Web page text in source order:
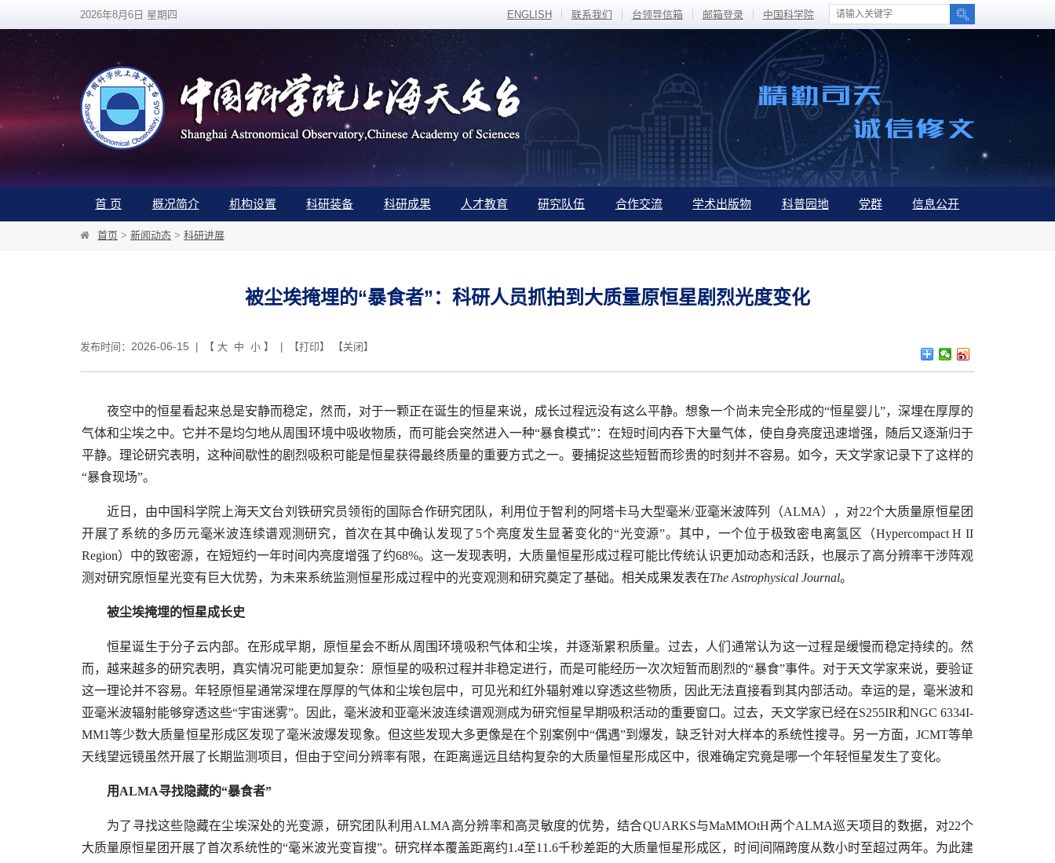
2026年8月6日 星期四 ENGLISH 联系我们 台领导信箱 邮箱登录 中国科学院
首 页 概况简介 机构设置 科研装备 科研成果 人才教育 研究队伍 合作交流 学术出版物 科普园地 党群 信息公开
首页 > 新闻动态 > 科研进展
被尘埃掩埋的“暴食者”：科研人员抓拍到大质量原恒星剧烈光度变化
发布时间： 2026-06-15 | 【 大 中 小 】 | 【打印】 【关闭】
夜空中的恒星看起来总是安静而稳定，然而，对于一颗正在诞生的恒星来说，成长过程远没有这么平静。想象一个尚未完全形成的“恒星婴儿”，深埋在厚厚的
气体和尘埃之中。它并不是均匀地从周围环境中吸收物质，而可能会突然进入一种“暴食模式”：在短时间内吞下大量气体，使自身亮度迅速增强，随后又逐渐归于
平静。理论研究表明，这种间歇性的剧烈吸积可能是恒星获得最终质量的重要方式之一。要捕捉这些短暂而珍贵的时刻并不容易。如今，天文学家记录下了这样的
“暴食现场”。
近日，由中国科学院上海天文台刘铁研究员领衔的国际合作研究团队，利用位于智利的阿塔卡马大型毫米/亚毫米波阵列（ALMA），对22个大质量原恒星团
开展了系统的多历元毫米波连续谱观测研究，首次在其中确认发现了 5个亮度发生显著变化的“光变源”。其中，一个位于极致密电离氢区（Hypercompact H II
Region）中的致密源，在短短约一年时间内亮度增强了约68%。这一发现表明，大质量恒星形成过程可能比传统认识更加动态和活跃，也展示了高分辨率干涉阵观
测对研究原恒星光变有巨大优势，为未来系统监测恒星形成过程中的光变观测和研究奠定了基础。相关成果发表在The Astrophysical Journal。
被尘埃掩埋的恒星成长史
恒星诞生于分子云内部。在形成早期，原恒星会不断从周围环境吸积气体和尘埃，并逐渐累积质量。过去，人们通常认为这一过程是缓慢而稳定持续的。然
而，越来越多的研究表明，真实情况可能更加复杂：原恒星的吸积过程并非稳定进行，而是可能经历一次次短暂而剧烈的“暴食”事件。对于天文学家来说，要验证
这一理论并不容易。年轻原恒星通常深埋在厚厚的气体和尘埃包层中，可见光和红外辐射难以穿透这些物质，因此无法直接看到其内部活动。幸运的是，毫米波和
亚毫米波辐射能够穿透这些“宇宙迷雾”。因此，毫米波和亚毫米波连续谱观测成为研究恒星早期吸积活动的重要窗口。过去，天文学家已经在S255IR和NGC 6334I-
MM1等少数大质量恒星形成区发现了毫米波爆发现象。但这些发现大多更像是在个别案例中“偶遇”到爆发，缺乏针对大样本的系统性搜寻。另一方面， JCMT等单
天线望远镜虽然开展了长期监测项目，但由于空间分辨率有限，在距离遥远且结构复杂的大质量恒星形成区中，很难确定究竟是哪一个年轻恒星发生了变化。
用 ALMA寻找隐藏的“暴食者”
为了寻找这些隐藏在尘埃深处的光变源，研究团队利用 ALMA 高分辨率和高灵敏度的优势，结合QUARKS与MaMMOtH两个ALMA巡天项目的数据，对22个
大质量原恒星团开展了首次系统性的“毫米波光变盲搜”。研究样本覆盖距离约1.4至11.6千秒差距的大质量恒星形成区，时间间隔跨度从数小时至超过两年。为此建